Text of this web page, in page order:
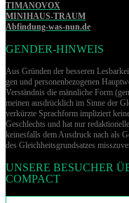
TIMANOVOX
MINIHAUS-TRAUM
Abfindung-was-nun.de
GENDER-HINWEIS
Aus Gründen der besseren
gen und per­so­nen­be­zo­ge­nen
Verständnis die männliche Form
meinen ausdrücklich im Sinne der
verkürzte Sprachform impliziert
Geschlechts und hat nur
keinesfalls dem Ausdruck nach als
des Gleich­heits­grund­sat­zes
UNSERE BESUCHER
COMPACT